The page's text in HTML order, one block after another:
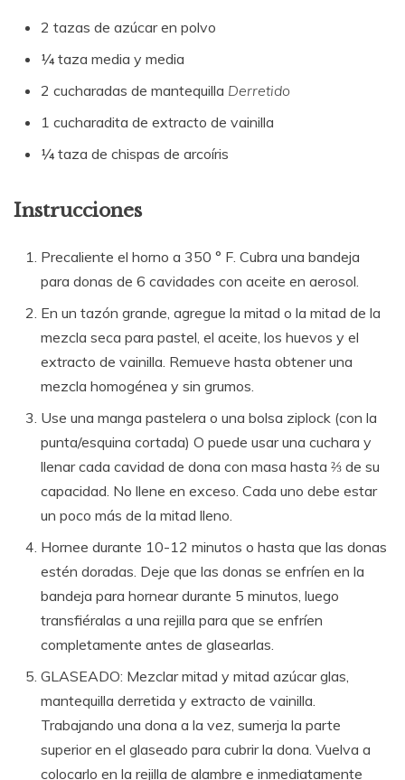
2 tazas de azúcar en polvo
¼ taza media y media
2 cucharadas de mantequilla Derretido
1 cucharadita de extracto de vainilla
¼ taza de chispas de arcoíris
Instrucciones
Precaliente el horno a 350 ° F. Cubra una bandeja
para donas de 6 cavidades con aceite en aerosol.
En un tazón grande, agregue la mitad o la mitad de la
mezcla seca para pastel, el aceite, los huevos y el
extracto de vainilla. Remueve hasta obtener una
mezcla homogénea y sin grumos.
Use una manga pastelera o una bolsa ziplock (con la
punta/esquina cortada) O puede usar una cuchara y
llenar cada cavidad de dona con masa hasta ⅔ de su
capacidad. No llene en exceso. Cada uno debe estar
un poco más de la mitad lleno.
Hornee durante 10-12 minutos o hasta que las donas
estén doradas. Deje que las donas se enfríen en la
bandeja para hornear durante 5 minutos, luego
transfiéralas a una rejilla para que se enfríen
completamente antes de glasearlas.
GLASEADO: Mezclar mitad y mitad azúcar glas,
mantequilla derretida y extracto de vainilla.
Trabajando una dona a la vez, sumerja la parte
superior en el glaseado para cubrir la dona. Vuelva a
colocarlo en la rejilla de alambre e inmediatamente